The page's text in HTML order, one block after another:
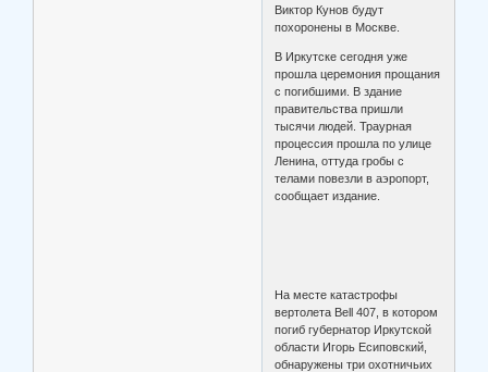
Виктор Кунов будут
похоронены в Москве.
В Иркутске сегодня уже
прошла церемония прощания
с погибшими. В здание
правительства пришли
тысячи людей. Траурная
процессия прошла по улице
Ленина, оттуда гробы с
телами повезли в аэропорт,
сообщает издание.
На месте катастрофы
вертолета Bell 407, в котором
погиб губернатор Иркутской
области Игорь Есиповский,
обнаружены три охотничьих